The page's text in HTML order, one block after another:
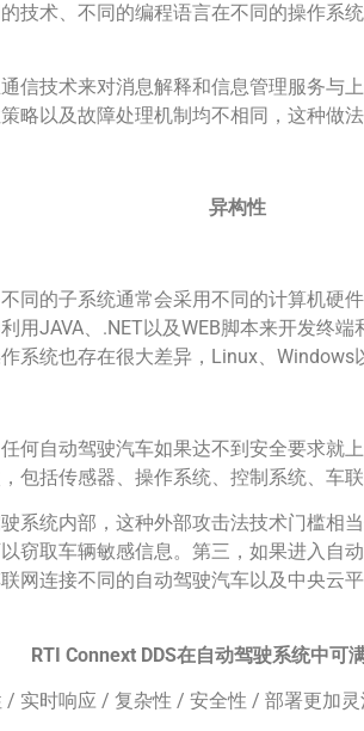
技术、不同的编程语言在不同的操作系
信技术来对消息解释和信息管理服务与
略以及故障处理机制均不相同，这种做
异构性
同的子系统通常会采用不同的计算机硬
用JAVA、.NET以及WEB脚本来开发终
系统也存在很大差异，Linux、Windows
何自动驾驶汽车如果达不到安全要求就
包括传感器、操作系统、控制系统、车联
系统内部，这种外部攻击法技术门槛相
窃取车辆敏感信息。第三，如果进入自
网连接不同的自动驾驶汽车以及中央云
RTI Connext DDS在自动驾驶系统中可
/ 实时响应 / 复杂性 / 安全性 / 部署更加